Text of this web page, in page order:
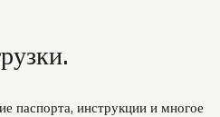
паспорта, инструкции и многое